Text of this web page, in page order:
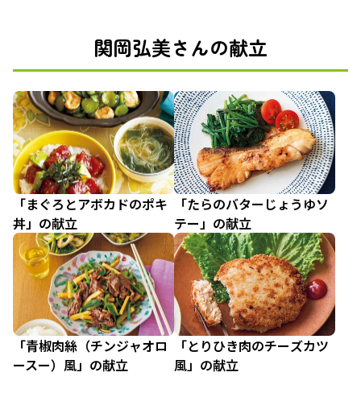
関岡弘美さんの献立
「まぐろとアボカドのポキ
丼」の献立
「たらのバターじょうゆソ
テー」の献立
「青椒肉絲（チンジャオロ
ースー）風」の献立
「とりひき肉のチーズカツ
風」の献立